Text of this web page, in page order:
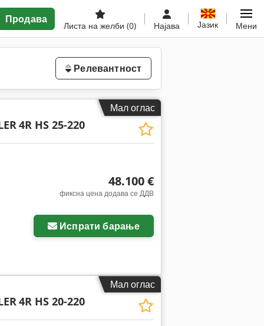
Продава
Листа на желби (0) Најава Јазик Мени
Релевантност
Мал оглас
4R HS 25-220
48.100 €
фиксна цена додава се ДДВ
Испрати барање
Мал оглас
4R HS 20-220